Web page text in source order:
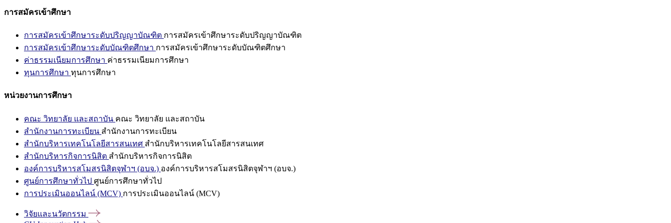
การสมัครเข้าศึกษา
การสมัครเข้าศึกษาระดับปริญญาบัณฑิต การสมัครเข้าศึกษาระดับปริญญาบัณฑิต
การสมัครเข้าศึกษาระดับบัณฑิตศึกษา การสมัครเข้าศึกษาระดับบัณฑิตศึกษา
ค่าธรรมเนียมการศึกษา ค่าธรรมเนียมการศึกษา
ทุนการศึกษา ทุนการศึกษา
หน่วยงานการศึกษา
คณะ วิทยาลัย และสถาบัน คณะ วิทยาลัย และสถาบัน
สำนักงานการทะเบียน สำนักงานการทะเบียน
สำนักบริหารเทคโนโลยีสารสนเทศ สำนักบริหารเทคโนโลยีสารสนเทศ
สำนักบริหารกิจการนิสิต สำนักบริหารกิจการนิสิต
องค์การบริหารสโมสรนิสิตจุฬาฯ (อบจ.) องค์การบริหารสโมสรนิสิตจุฬาฯ (อบจ.)
ศูนย์การศึกษาทั่วไป ศูนย์การศึกษาทั่วไป
การประเมินออนไลน์ (MCV) การประเมินออนไลน์ (MCV)
วิจัยและนวัตกรรม